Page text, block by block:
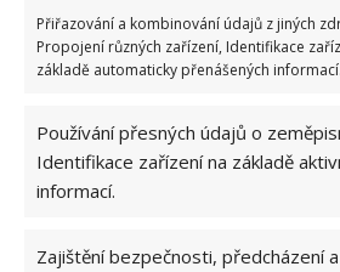
Přiřazování a kombinování údajů z jiných
Propojení různých zařízení, Identifikace
základě automaticky přenášených informací.
Používání přesných údajů o
Identifikace zařízení na základě
informací.
Zajištění bezpečnosti, předcházení a
ŽHAVÉ NOVINKY
nádobí